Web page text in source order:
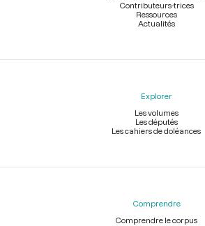
Contributeurs-trices
Ressources
Actualités
Explorer
Les volumes
Les députés
Les cahiers de doléances
Comprendre
Comprendre le corpus